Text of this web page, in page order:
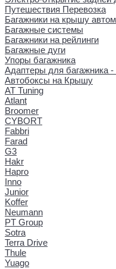
Путешествия Перевозка
Багажники на крышу
Багажные системы
Багажники на рейлинги
Багажные дуги
Упоры багажника
Адаптеры для багажника
Автобоксы на Крышу
AT Tuning
Atlant
Broomer
CYBORT
Fabbri
Farad
G3
Hakr
Hapro
Inno
Junior
Koffer
Neumann
PT Group
Sotra
Terra Drive
Thule
Yuago